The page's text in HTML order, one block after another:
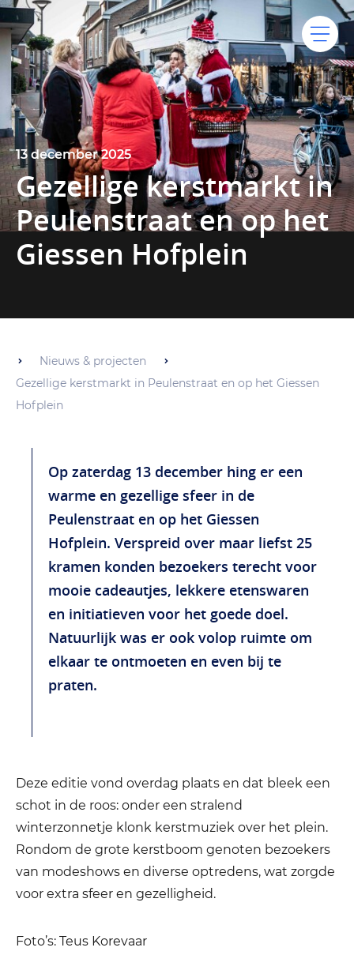
13 december 2025
Gezellige kerstmarkt in
Peulenstraat en op het
Giessen Hofplein
Nieuws & projecten
Gezellige kerstmarkt in Peulenstraat en op het Giessen
Hofplein
Op zaterdag 13 december hing er een
warme en gezellige sfeer in de
Peulenstraat en op het Giessen
Hofplein. Verspreid over maar liefst 25
kramen konden bezoekers terecht voor
mooie cadeautjes, lekkere etenswaren
en initiatieven voor het goede doel.
Natuurlijk was er ook volop ruimte om
elkaar te ontmoeten en even bij te
praten.
Deze editie vond overdag plaats en dat bleek een
schot in de roos: onder een stralend
winterzonnetje klonk kerstmuziek over het plein.
Rondom de grote kerstboom genoten bezoekers
van modeshows en diverse optredens, wat zorgde
voor extra sfeer en gezelligheid.
Foto’s: Teus Korevaar